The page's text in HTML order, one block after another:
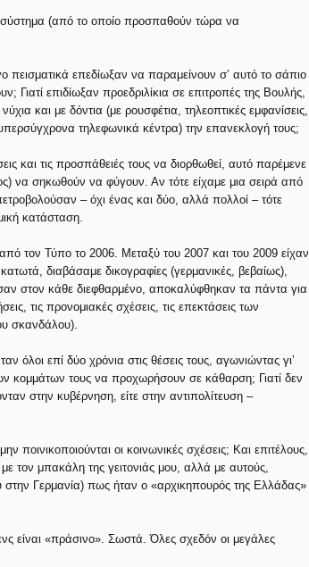
σύστημα (από το οποίο προσπαθούν τώρα να
πεισματικά επεδίωξαν να παραμείνουν σ’ αυτό το σάπιο
επιδίωξαν προεδριλίκια σε επιτροπές της Βουλής,
και με δόντια (με ρουσφέτια, τηλεοπτικές εμφανίσεις,
τηλεφωνικά κέντρα) την επανεκλογή τους;
και τις προσπάθειές τους να διορθωθεί, αυτό παρέμενε
να σηκωθούν να φύγουν. Αν τότε είχαμε μια σειρά από
– όχι ένας και δύο, αλλά πολλοί – τότε
κατάσταση.
τον Τύπο το 2006. Μεταξύ του 2007 και του 2009 είχαν
διαβάσαμε δικογραφίες (γερμανικές, βεβαίως),
στον κάθε διεφθαρμένο, αποκαλύφθηκαν τα πάντα για
τις προνομιακές σχέσεις, τις επεκτάσεις των
σκανδάλου).
όλοι επί δύο χρόνια στις θέσεις τους, αγωνιώντας γι’
κομμάτων τους να προχωρήσουν σε κάθαρση; Γιατί δεν
στην κυβέρνηση, είτε στην αντιπολίτευση –
ποινικοποιούνται οι κοινωνικές σχέσεις; Και επιτέλους,
τον μπακάλη της γειτονιάς μου, αλλά με αυτούς,
στην Γερμανία) πως ήταν ο «αρχικηπουρός της Ελλάδας»
είναι «πράσινο». Σωστά. Όλες σχεδόν οι μεγάλες